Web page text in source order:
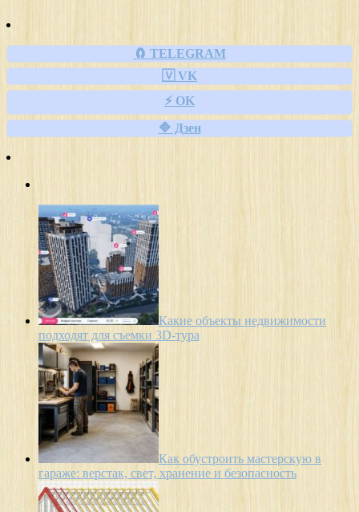
🧲 TELEGRAM
🇻 VK
⚡ OK
🔷 Дзен
Какие объекты недвижимости
подходят для съемки 3D-тура
Как обустроить мастерскую в
гараже: верстак, свет, хранение и безопасность